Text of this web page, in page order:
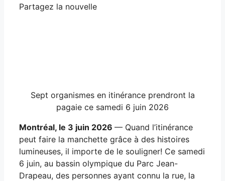
Partagez la nouvelle
Sept organismes en itinérance prendront la
pagaie ce samedi 6 juin 2026
Montréal, le 3 juin 2026 — Quand l’itinérance
peut faire la manchette grâce à des histoires
lumineuses, il importe de le souligner! Ce samedi
6 juin, au bassin olympique du Parc Jean-
Drapeau, des personnes ayant connu la rue, la